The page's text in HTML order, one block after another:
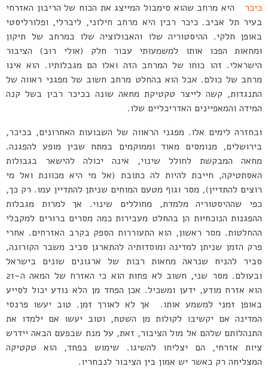
כיכר
היא מרחב שהוא סימבול המייצג את הכוח של הריבון האזרחי
בעיר תל אביב. כיכר רבין היא מרחב חילוני, ליברלי, ופלורליסטי
באופן חלקי. ההיסטוריה שלו והאבולוציה שלו כמרחב של תיקון
ומחאות הפכו אותו למשמעותי עבור חלק (אולי רוב) הציבור
הישראלי. זהו כוחו של המרחב הזה ואלו הם מגבלותיו. הוא אינו
מרחב של כולם. אבל הוא בהחלט מרחב חשוב של מפגני ראווה של
התנגדות, קשה לייצר טקטיקת מחאה שונה בכיכר רבין בשל קנה
המידה והמאפיינים האדריכליים שלו.
ובחזרה לימים אלו. מפגני הראווה של השבועות האחרונים, בכיכר,
בירושלים, מנומסים מאוד וממוקמים במתח שבין מופע להפגנה.
מחאה המבקשת לחולל שינוי, אינה יכולה להישאר בגבולות
האסתטיקה, חייבת להיות לה כתובת (אל מי היא מכוונת ואל מי
רוצים להתדיין), מסר וגוף מטעם המוחים שניתן להתדיין עמו. רק כך,
כפי שההיסטוריה מלמדת, מחוללים שינוי. אך למרות מגבלות
ההפגנות הנוכחיות הן בהחלט מעבירות כמה מסרים ברורים למקבלי
ההחלטות. מסר ראשון, הוא התעוררות הספק בקרב האזרחים. אחרי
פרק הזמן שניתן למדינה ומוסדותיה להתארגן סביב משבר הקורונה,
סביר להניח שנראה מחאות רבות של ארגונים שונים בישראל
ובעולם. מסר שני, חשוב לא פחות הוא כי האזרח של המאה ה-21
הוא אזרח מודע, ידען ומשכיל. אכן הפחד מן הלא נודע יכול לסייע
באופן זמני למשמע אותו. אך לא לאורך זמן. טוב יעשו פרנסי
המדינה אם יקשיבו לקולות מן השטח, וטוב יעשו אם ילמדו את
התנהלותם שלהם אל מול הציבור, זאת, על מנת שבפעם הבאה יידרש
ציות אזרחי, הם יצליחו להשיגו. שימוש בפחד, הוא טקטיקה
המצליחה רק כאשר יש אמון בין הציבור לנבחריו.